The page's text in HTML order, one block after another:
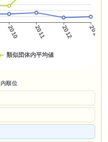
順位